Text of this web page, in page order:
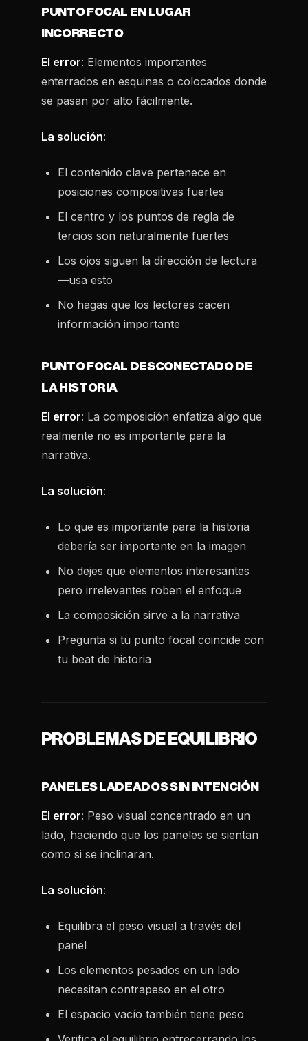
PUNTO FOCAL EN LUGAR
INCORRECTO
El error: Elementos importantes
enterrados en esquinas o colocados donde
se pasan por alto fácilmente.
La solución:
El contenido clave pertenece en
posiciones compositivas fuertes
El centro y los puntos de regla de
tercios son naturalmente fuertes
Los ojos siguen la dirección de lectura
—usa esto
No hagas que los lectores cacen
información importante
PUNTO FOCAL DESCONECTADO DE
LA HISTORIA
El error: La composición enfatiza algo que
realmente no es importante para la
narrativa.
La solución:
Lo que es importante para la historia
debería ser importante en la imagen
No dejes que elementos interesantes
pero irrelevantes roben el enfoque
La composición sirve a la narrativa
Pregunta si tu punto focal coincide con
tu beat de historia
PROBLEMAS DE EQUILIBRIO
PANELES LADEADOS SIN INTENCIÓN
El error: Peso visual concentrado en un
lado, haciendo que los paneles se sientan
como si se inclinaran.
La solución:
Equilibra el peso visual a través del
panel
Los elementos pesados en un lado
necesitan contrapeso en el otro
El espacio vacío también tiene peso